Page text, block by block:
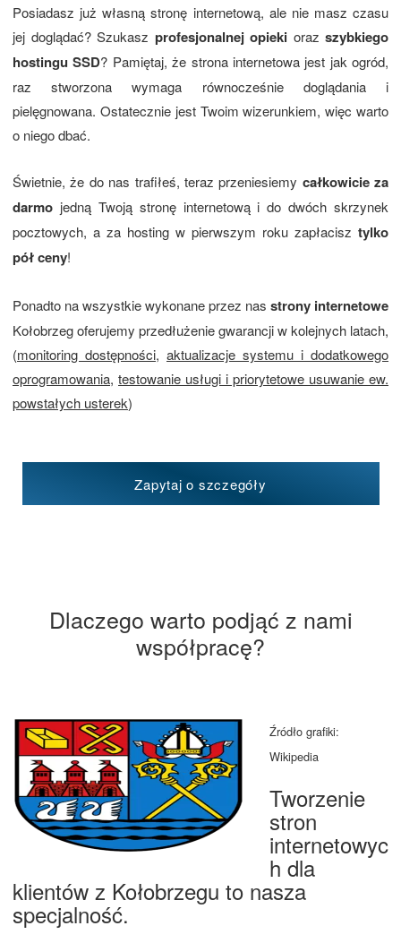
Posiadasz już własną stronę internetową, ale nie masz czasu
jej doglądać? Szukasz profesjonalnej opieki oraz szybkiego
hostingu SSD? Pamiętaj, że strona internetowa jest jak ogród,
raz stworzona wymaga równocześnie doglądania i
pielęgnowana. Ostatecznie jest Twoim wizerunkiem, więc warto
o niego dbać.
Świetnie, że do nas trafiłeś, teraz przeniesiemy całkowicie za
darmo jedną Twoją stronę internetową i do dwóch skrzynek
pocztowych, a za hosting w pierwszym roku zapłacisz tylko
pół ceny!
Ponadto na wszystkie wykonane przez nas strony internetowe
Kołobrzeg oferujemy przedłużenie gwarancji w kolejnych latach,
(monitoring dostępności, aktualizacje systemu i dodatkowego
oprogramowania, testowanie usługi i priorytetowe usuwanie ew.
powstałych usterek)
Zapytaj o szczegóły
Dlaczego warto podjąć z nami
współpracę?
Źródło grafiki:
Wikipedia
Tworzenie
stron
internetowyc
h dla
klientów z Kołobrzegu to nasza
specjalność.